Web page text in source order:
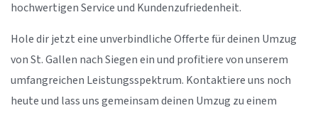
hochwertigen Service und Kundenzufriedenheit.
Hole dir jetzt eine unverbindliche Offerte für deinen Umzug
von St. Gallen nach Siegen ein und profitiere von unserem
umfangreichen Leistungsspektrum. Kontaktiere uns noch
heute und lass uns gemeinsam deinen Umzug zu einem